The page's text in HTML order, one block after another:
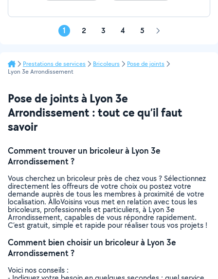
1 2 3 4 5 Page
Prestations de services Bricoleurs
Pose de joints
Lyon 3e Arrondissement
Pose de joints à Lyon 3e
Arrondissement : tout ce qu’il faut
savoir
Comment trouver un bricoleur à Lyon 3e
Arrondissement ?
Vous cherchez un bricoleur près de chez vous ? Sélectionnez
directement les offreurs de votre choix ou postez votre
demande auprès de tous les membres à proximité de votre
localisation. AlloVoisins vous met en relation avec tous les
bricoleurs, professionnels et particuliers, à Lyon 3e
Arrondissement, capables de vous répondre rapidement.
C’est gratuit, simple et rapide pour réaliser tous vos projets !
Comment bien choisir un bricoleur à Lyon 3e
Arrondissement ?
Voici nos conseils :